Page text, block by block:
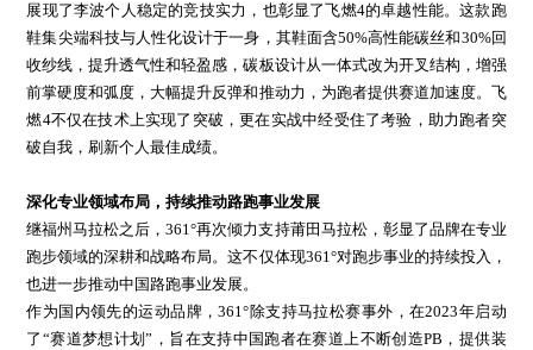
展现了李波个人稳定的竞技实力，也彰显了飞燃4的卓越性能。这款跑
鞋集尖端科技与人性化设计于一身，其鞋面含50%高性能碳丝和30%回
收纱线，提升透气性和轻盈感，碳板设计从一体式改为开叉结构，增强
前掌硬度和弧度，大幅提升反弹和推动力，为跑者提供赛道加速度。飞
燃4不仅在技术上实现了突破，更在实战中经受住了考验，助力跑者突
破自我，刷新个人最佳成绩。
深化专业领域布局，持续推动路跑事业发展
继福州马拉松之后，361°再次倾力支持莆田马拉松，彰显了品牌在专业
跑步领域的深耕和战略布局。这不仅体现361°对跑步事业的持续投入，
也进一步推动中国路跑事业发展。
作为国内领先的运动品牌，361°除支持马拉松赛事外，在2023年启动
了“赛道梦想计划”，旨在支持中国跑者在赛道上不断创造PB，提供装